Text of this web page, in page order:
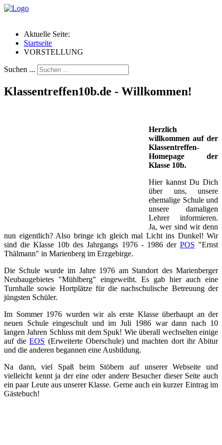
Aktuelle Seite:
Startseite
VORSTELLUNG
Suchen ...
Klassentreffen10b.de - Willkommen!
Herzlich
willkommen auf der
Klassentreffen-
Homepage der
Klasse 10b.
Hier kannst Du Dich
über uns, unsere
ehemalige Schule und
unsere damaligen
Lehrer informieren.
Ja, wer sind wir denn
nun eigentlich? Also bringe ich gleich mal Licht ins Dunkel! Wir
sind die Klasse 10b des Jahrgangs 1976 - 1986 der POS "Ernst
Thälmann" in Marienberg im Erzgebirge.
Die Schule wurde im Jahre 1976 am Standort des Marienberger
Neubaugebietes "Mühlberg" eingeweiht. Es gab hier auch eine
Turnhalle sowie Hortplätze für die nachschulische Betreuung der
jüngsten Schüler.
Im Sommer 1976 wurden wir als erste Klasse überhaupt an der
neuen Schule eingeschult und im Juli 1986 war dann nach 10
langen Jahren Schluss mit dem Spuk! Wie überall wechselten einige
auf dieEOS (Erweiterte Oberschule) und machten dort ihr Abitur
und die anderen begannen eine Ausbildung.
Na dann, viel Spaß beim Stöbern auf unserer Webseite und
vielleicht kennt ja der eine oder andere Besucher dieser Seite auch
ein paar Leute aus unserer Klasse. Gerne auch ein kurzer Eintrag im
Gästebuch!